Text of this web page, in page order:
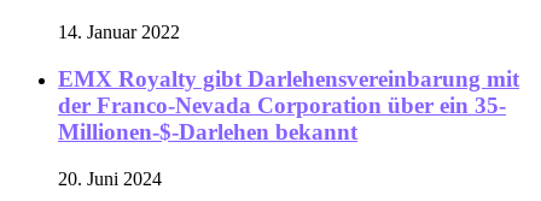
14. Januar 2022
EMX Royalty gibt Darlehensvereinbarung mit
der Franco-Nevada Corporation über ein 35-
Millionen-$-Darlehen bekannt
20. Juni 2024